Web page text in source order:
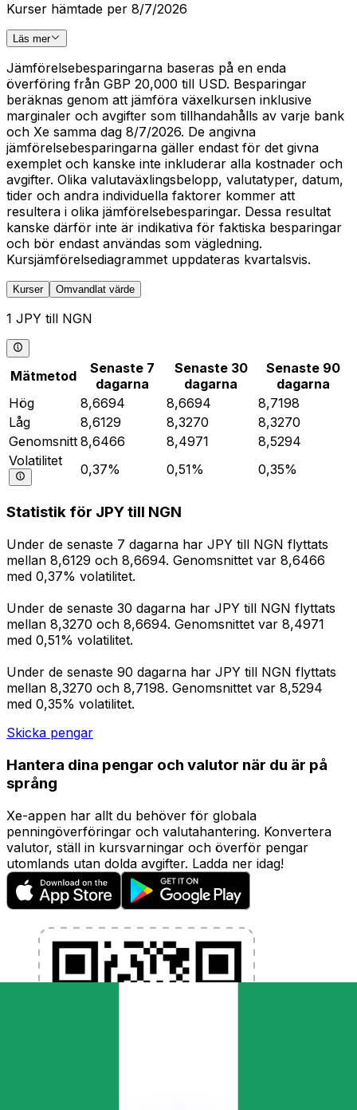
Kurser hämtade per 8/7/2026
Läs mer
Jämförelsebesparingarna baseras på en enda
överföring från GBP 20,000 till USD. Besparingar
beräknas genom att jämföra växelkursen inklusive
marginaler och avgifter som tillhandahålls av varje bank
och Xe samma dag 8/7/2026. De angivna
jämförelsebesparingarna gäller endast för det givna
exemplet och kanske inte inkluderar alla kostnader och
avgifter. Olika valutaväxlingsbelopp, valutatyper, datum,
tider och andra individuella faktorer kommer att
resultera i olika jämförelsebesparingar. Dessa resultat
kanske därför inte är indikativa för faktiska besparingar
och bör endast användas som vägledning.
Kursjämförelsediagrammet uppdateras kvartalsvis.
Kurser Omvandlat värde
1 JPY till NGN
Mätmetod
Senaste 7
dagarna
Senaste 30
dagarna
Senaste 90
dagarna
Hög
8,6694 8,6694
8,7198
Låg
8,6129 8,3270
8,3270
Genomsnitt 8,6466 8,4971
8,5294
Volatilitet
0,37% 0,51% 0,35%
Statistik för JPY till NGN
Under de senaste 7 dagarna har JPY till NGN flyttats
mellan 8,6129 och 8,6694. Genomsnittet var 8,6466
med 0,37% volatilitet.
Under de senaste 30 dagarna har JPY till NGN flyttats
mellan 8,3270 och 8,6694. Genomsnittet var 8,4971
med 0,51% volatilitet.
Under de senaste 90 dagarna har JPY till NGN flyttats
mellan 8,3270 och 8,7198. Genomsnittet var 8,5294
med 0,35% volatilitet.
Skicka pengar
Hantera dina pengar och valutor när du är på
språng
Xe-appen har allt du behöver för globala
penningöverföringar och valutahantering. Konvertera
valutor, ställ in kursvarningar och överför pengar
utomlands utan dolda avgifter. Ladda ner idag!